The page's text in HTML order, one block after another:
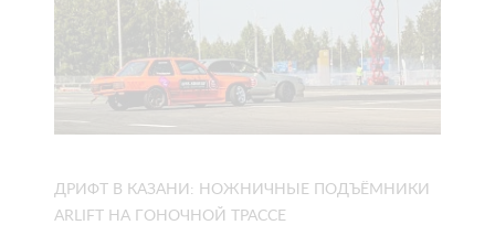
ДРИФТ В КАЗАНИ: НОЖНИЧНЫЕ ПОДЪЁМНИКИ
ARLIFT НА ГОНОЧНОЙ ТРАССЕ